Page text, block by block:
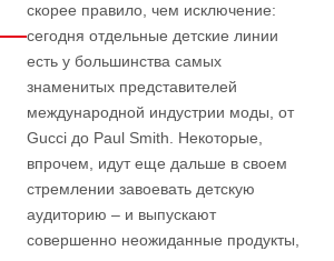
скорее правило, чем исключение:
сегодня отдельные детские линии
есть у большинства самых
знаменитых представителей
международной индустрии моды, от
Gucci до Paul Smith. Некоторые,
впрочем, идут еще дальше в своем
стремлении завоевать детскую
аудиторию – и выпускают
совершенно неожиданные продукты,